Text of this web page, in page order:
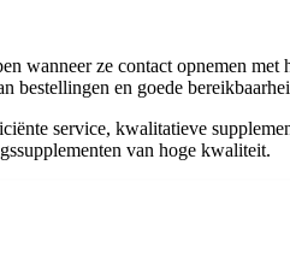
wanneer ze contact opnemen met
en goede
service, kwalitatieve
van hoge kwaliteit.